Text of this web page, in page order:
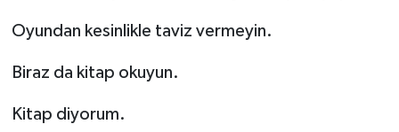
Oyundan kesinlikle taviz vermeyin.
Biraz da kitap okuyun.
Kitap diyorum.